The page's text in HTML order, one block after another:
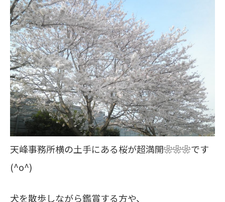
天峰事務所横の土手にある桜が超満開❀❀❀です
(^o^)
犬を散歩しながら鑑賞する方や、